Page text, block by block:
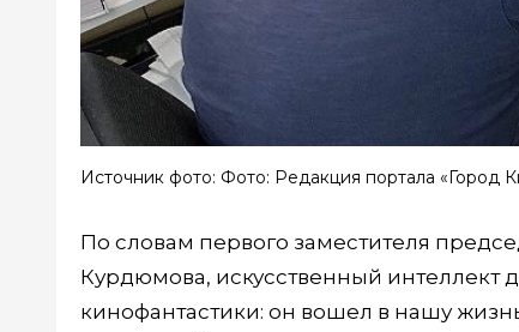
Источник фото: Фото: Редакция портала «Город
По словам первого заместителя
Курдюмова, искусственный интеллект
кинофантастики: он вошел в нашу